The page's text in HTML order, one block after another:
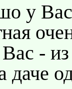
у
- из
даче